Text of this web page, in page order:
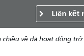
Liên kết
chiều về đã hoạt động trở